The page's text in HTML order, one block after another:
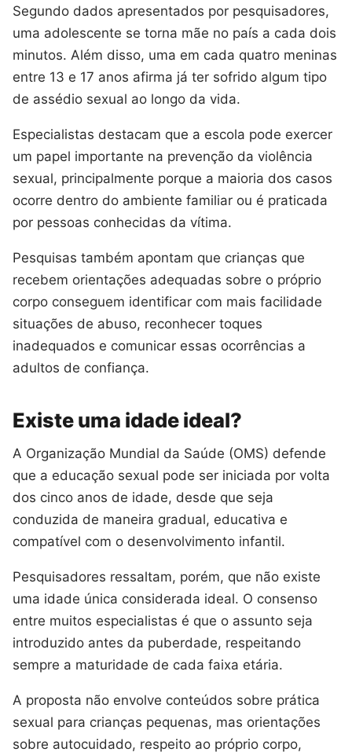
Segundo dados apresentados por pesquisadores,
uma adolescente se torna mãe no país a cada dois
minutos. Além disso, uma em cada quatro meninas
entre 13 e 17 anos afirma já ter sofrido algum tipo
de assédio sexual ao longo da vida.
Especialistas destacam que a escola pode exercer
um papel importante na prevenção da violência
sexual, principalmente porque a maioria dos casos
ocorre dentro do ambiente familiar ou é praticada
por pessoas conhecidas da vítima.
Pesquisas também apontam que crianças que
recebem orientações adequadas sobre o próprio
corpo conseguem identificar com mais facilidade
situações de abuso, reconhecer toques
inadequados e comunicar essas ocorrências a
adultos de confiança.
Existe uma idade ideal?
A Organização Mundial da Saúde (OMS) defende
que a educação sexual pode ser iniciada por volta
dos cinco anos de idade, desde que seja
conduzida de maneira gradual, educativa e
compatível com o desenvolvimento infantil.
Pesquisadores ressaltam, porém, que não existe
uma idade única considerada ideal. O consenso
entre muitos especialistas é que o assunto seja
introduzido antes da puberdade, respeitando
sempre a maturidade de cada faixa etária.
A proposta não envolve conteúdos sobre prática
sexual para crianças pequenas, mas orientações
sobre autocuidado, respeito ao próprio corpo,